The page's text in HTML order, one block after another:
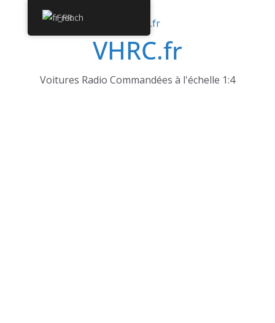
VHRC.fr
Voitures Radio Commandées à l'échelle 1:4
French